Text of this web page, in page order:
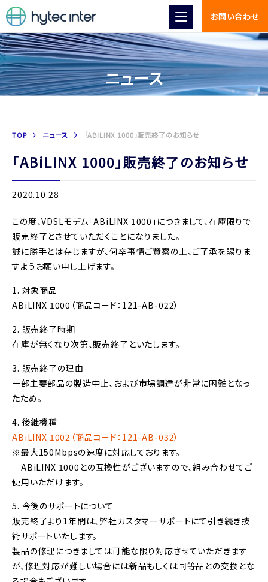
お問い合わせ
ニュース
TOP ニュース 「ABiLINX 1000」販売終了のお知らせ
「ABiLINX 1000」販売終了のお知らせ
2020.10.28
この度、VDSLモデム「ABiLINX 1000」につきまして、在庫限りで
販売終了とさせていただくことになりました。
誠に勝手とは存じますが、何卒事情ご賢察の上、ご了承を賜りま
すようお願い申し上げます。
1. 対象商品
ABiLINX 1000（商品コード：121-AB-022）
2. 販売終了時期
在庫が無くなり次第、販売終了といたします。
3. 販売終了の理由
一部主要部品の製造中止、および市場調達が非常に困難となっ
たため。
4. 後継機種
ABiLINX 1002（商品コード：121-AB-032）
※最大150Mbpsの速度に対応しております。
ABiLINX 1000との互換性がございますので、組み合わせてご
使用いただけます。
5. 今後のサポートについて
販売終了より1年間は、弊社カスタマーサポートにて引き続き技
術サポートいたします。
製品の修理につきましては可能な限り対応させていただきます
が、修理対応が難しい場合には新品もしくは同等品との交換とな